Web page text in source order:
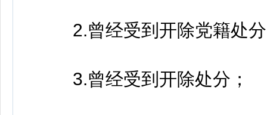
2.曾经受到开除党籍处
3.曾经受到开除处分；